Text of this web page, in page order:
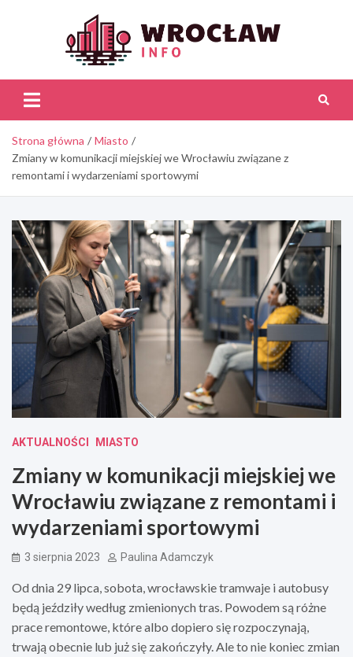
Strona główna
Miasto
Zmiany w komunikacji miejskiej we Wrocławiu związane z
remontami i wydarzeniami sportowymi
AKTUALNOŚCI MIASTO
Zmiany w komunikacji miejskiej we
Wrocławiu związane z remontami i
wydarzeniami sportowymi
3 sierpnia 2023 Paulina Adamczyk
Od dnia 29 lipca, sobota, wrocławskie tramwaje i autobusy
będą jeździły według zmienionych tras. Powodem są różne
prace remontowe, które albo dopiero się rozpoczynają,
trwają obecnie lub już się zakończyły. Ale to nie koniec zmian